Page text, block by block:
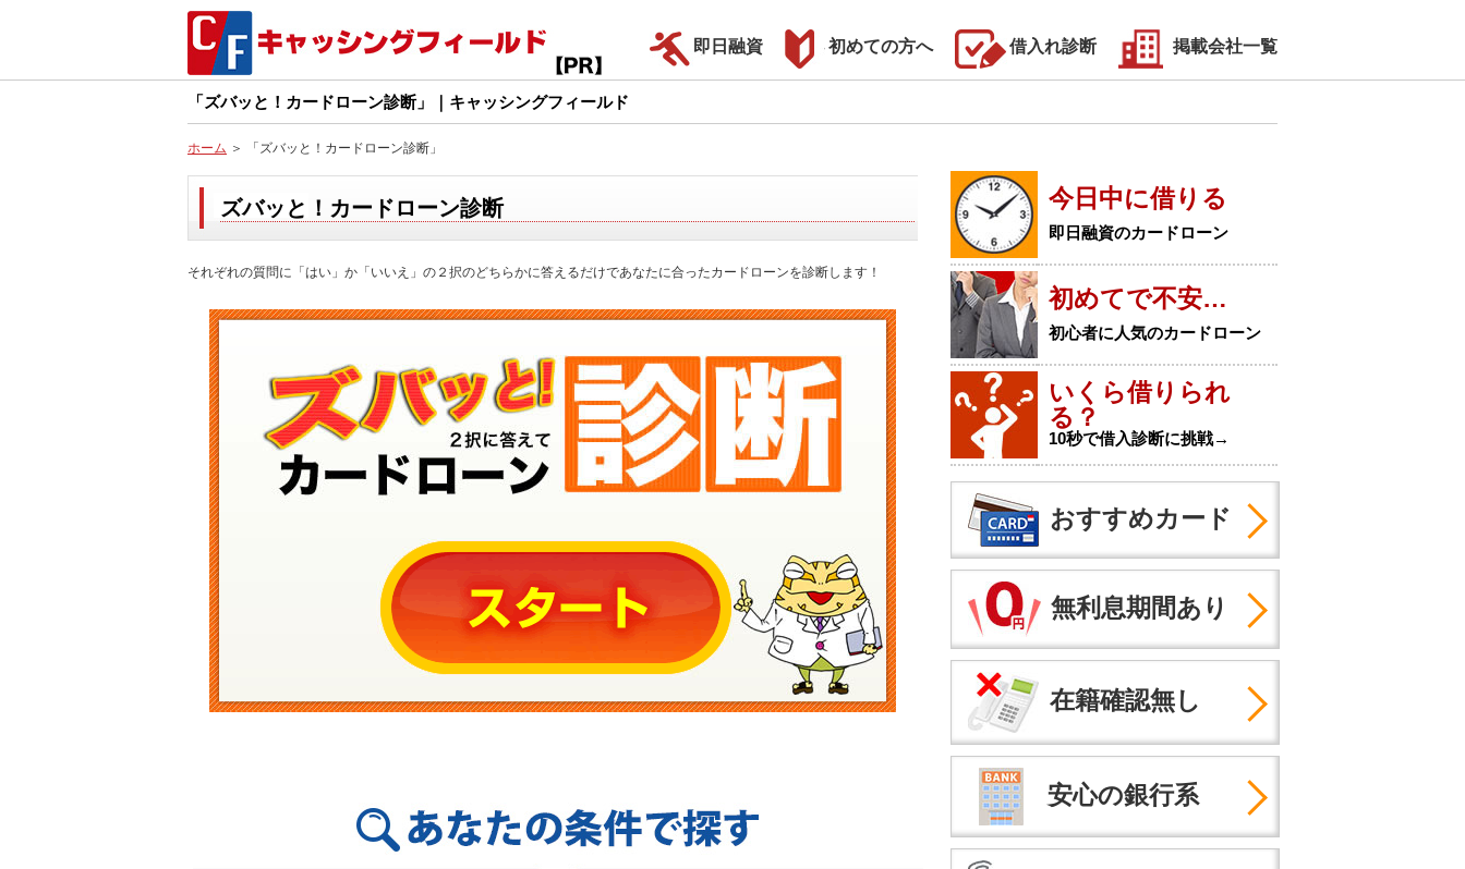
即日融資 初めての方へ 借入れ診断 掲載会社一覧
「ズバッと！カードローン診断」｜キャッシングフィールド
ホーム ＞ 「ズバッと！カードローン診断」
ズバッと！カードローン診断
それぞれの質問に「はい」か「いいえ」の２択のどちらかに答えるだけであなたに合ったカードローンを診断します！
今日中に借りる
即日融資のカードローン
初めてで不安…
初心者に人気のカードローン
いくら借りられ
る？
10秒で借入診断に挑戦→
おすすめカード
無利息期間あり
在籍確認無し
安心の銀行系